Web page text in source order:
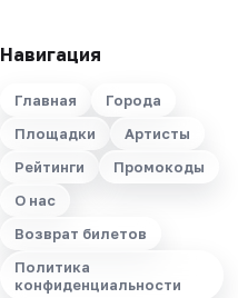
Навигация
Главная
Города
Площадки
Артисты
Рейтинги
Промокоды
О нас
Возврат билетов
Политика
конфиденциальности